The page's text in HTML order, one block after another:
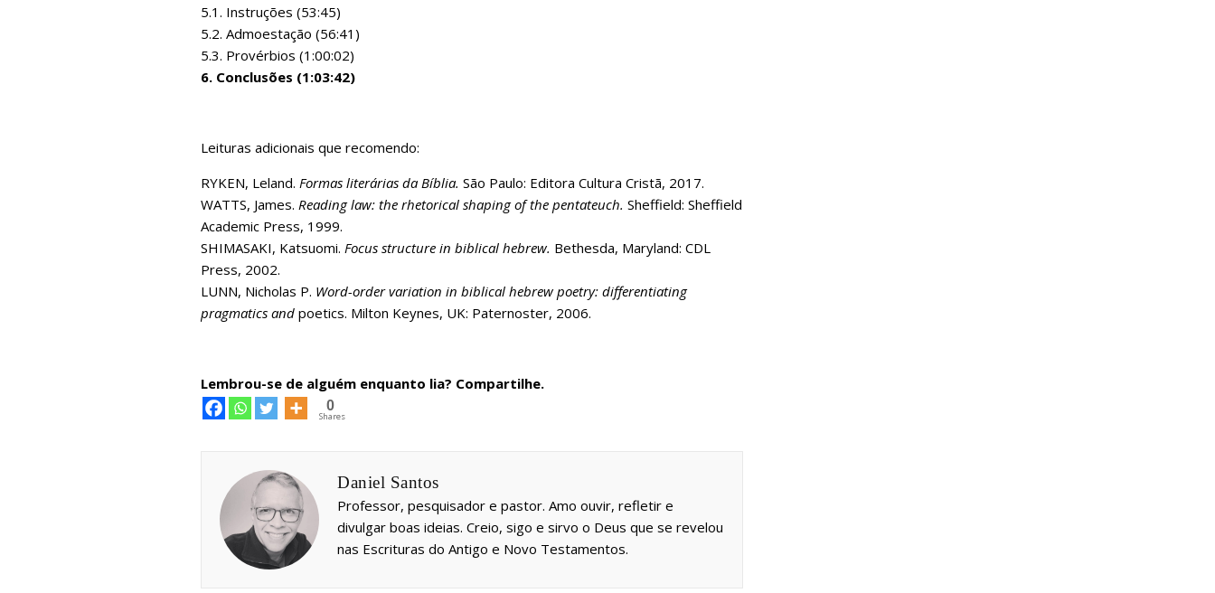
5.1. Instruções (53:45)
5.2. Admoestação (56:41)
5.3. Provérbios (1:00:02)
6. Conclusões (1:03:42)
Leituras adicionais que recomendo:
RYKEN, Leland. Formas literárias da Bíblia. São Paulo: Editora Cultura Cristã, 2017.
WATTS, James. Reading law: the rhetorical shaping of the pentateuch. Sheffield: Sheffield
Academic Press, 1999.
SHIMASAKI, Katsuomi. Focus structure in biblical hebrew. Bethesda, Maryland: CDL
Press, 2002.
LUNN, Nicholas P. Word-order variation in biblical hebrew poetry: differentiating
pragmatics and poetics. Milton Keynes, UK: Paternoster, 2006.
Lembrou-se de alguém enquanto lia? Compartilhe.
0
Shares
Daniel Santos
Professor, pesquisador e pastor. Amo ouvir, refletir e
divulgar boas ideias. Creio, sigo e sirvo o Deus que se revelou
nas Escrituras do Antigo e Novo Testamentos.